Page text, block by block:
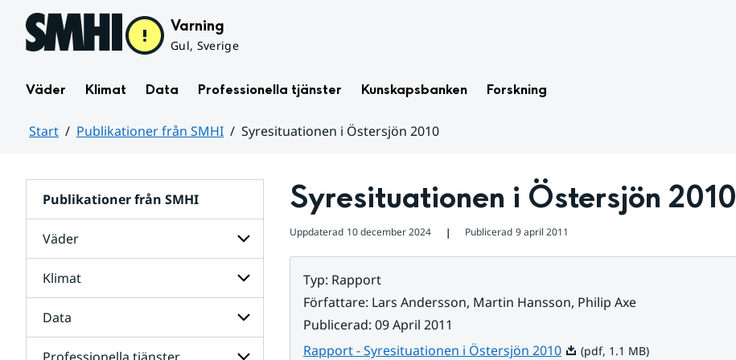
Hoppa till sidans innehåll Varning
Gul, Sverige
Väder Klimat Data Professionella tjänster Kunskapsbanken Forskning
Start Publikationer från SMHI
Syresituationen i Östersjön 2010
Publikationer från SMHI
Väder
Undersidor
för
Väder
Klimat
Undersidor
för
Klimat
Data
Syresituationen i Östersjön 2010
Uppdaterad 10 december 2024 ❘ Publicerad 9 april 2011
Typ: Rapport
Författare: Lars Andersson, Martin Hansson, Philip Axe
Publicerad: 09 April 2011
Rapport - Syresituationen i Östersjön 2010Pdf, 1.1 MB.
(pdf, 1.1 MB)